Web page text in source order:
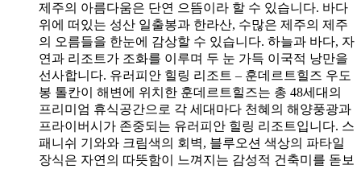
제주의 아름다움은 단연 으뜸이라 할 수 있습니다. 바다
위에 떠있는 성산 일출봉과 한라산, 수많은 제주의 제주
의 오름들을 한눈에 감상할 수 있습니다. 하늘과 바다, 자
연과 리조트가 조화를 이루며 두 눈 가득 이국적 낭만을
선사합니다. 유러피안 힐링 리조트 – 훈데르트힐즈 우도
봉 톨칸이 해변에 위치한 훈데르트힐즈는 총 48세대의
프리미엄 휴식공간으로 각 세대마다 천혜의 해양풍광과
프라이버시가 존중되는 유러피안 힐링 리조트입니다. 스
패니쉬 기와와 크림색의 회벽, 블루오션 색상의 파타일
장식은 자연의 따뜻함이 느껴지는 감성적 건축미를 돋보